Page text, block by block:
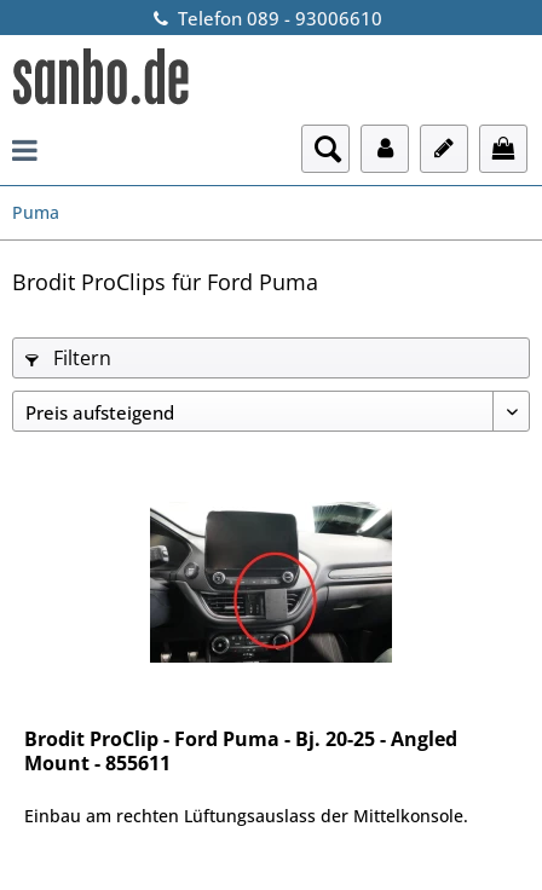
Telefon 089 - 93006610
Puma
Brodit ProClips für Ford Puma
Filtern
Brodit ProClip - Ford Puma - Bj. 20-25 - Angled
Mount - 855611
Einbau am rechten Lüftungsauslass der Mittelkonsole.